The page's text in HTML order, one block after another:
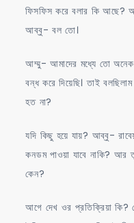
ফিসফিস করে বলার কি আছে?
আব্বু- বল তো।
আম্মু- আমাদের মধ্যে তো অনেক
বন্ধ করে দিয়েছি। তাই
হত না?
যদি কিছু হয়ে যায়? আব্বু-
কনডম পাওয়া যাবে নাকি? আর
কেন?
আগে দেখ ওর প্রতিক্রিয়া কি?